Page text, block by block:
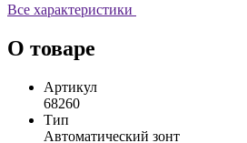
Все характеристики
О товаре
Артикул
68260
Тип
Автоматический зонт